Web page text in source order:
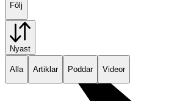
Följ
Nyast
Alla Artiklar Poddar Videor